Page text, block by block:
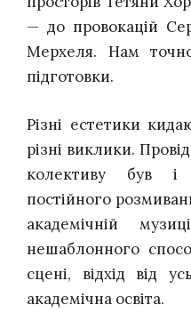
— до провокацій
Мерхеля. Нам
підготовки.
Різні естетики
різні виклики.
колективу був і
постійного
академічній
нешаблонного
сцені, відхід від
академічна освіта.